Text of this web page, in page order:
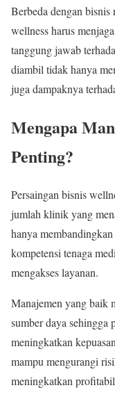
Berbeda dengan
wellness harus
tanggung jawab
diambil tidak hanya
juga dampaknya
Mengapa
Penting?
Persaingan bisnis
jumlah klinik yang
hanya
kompetensi tenaga
mengakses layanan.
Manajemen yang baik
sumber daya sehingga
meningkatkan
mampu mengurangi
meningkatkan